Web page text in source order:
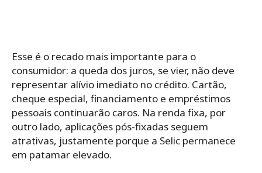
Esse é o recado mais importante para o
consumidor: a queda dos juros, se vier, não deve
representar alívio imediato no crédito. Cartão,
cheque especial, financiamento e empréstimos
pessoais continuarão caros. Na renda fixa, por
outro lado, aplicações pós-fixadas seguem
atrativas, justamente porque a Selic permanece
em patamar elevado.